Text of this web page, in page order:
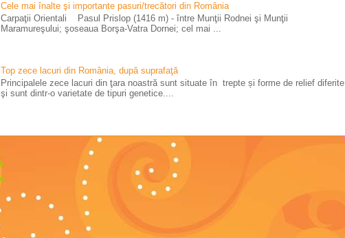
Cele mai înalte şi importante pasuri/trecători din România
Carpaţii Orientali Pasul Prislop (1416 m) - între Munţii Rodnei şi Munţii
Maramureşului; şoseaua Borşa-Vatra Dornei; cel mai ...
Top zece lacuri din România, după suprafaţă
Principalele zece lacuri din ţara noastră sunt situate în trepte și forme de relief diferite
şi sunt dintr-o varietate de tipuri genetice....